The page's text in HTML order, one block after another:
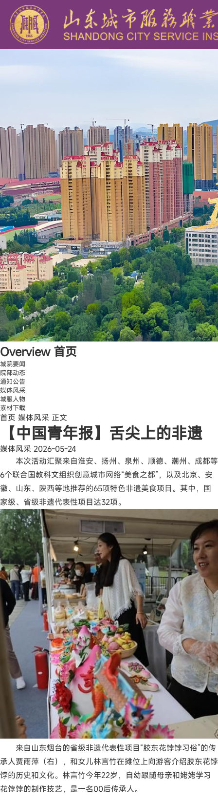
Overview首页
城院要闻
院部动态
通知公告
媒体风采
城服人物
素材下载
首页 媒体风采 正文
【中国青年报】舌尖上的非遗
媒体风采 2026-05-24
本次活动汇聚来自淮安、扬州、泉州、顺德、潮州、成都等
6个联合国教科文组织创意城市网络“美食之都”，以及北京、安
徽、山东、陕西等地推荐的65项特色非遗美食项目。其中，国
家级、省级非遗代表性项目达32项。
来自山东烟台的省级非遗代表性项目“胶东花饽饽习俗”的传
承人贾雨萍（右），和女儿林言竹在摊位上向游客介绍胶东花饽
饽的历史和文化。林言竹今年22岁，自幼跟随母亲和姥姥学习
花饽饽的制作技艺，是一名00后传承人。